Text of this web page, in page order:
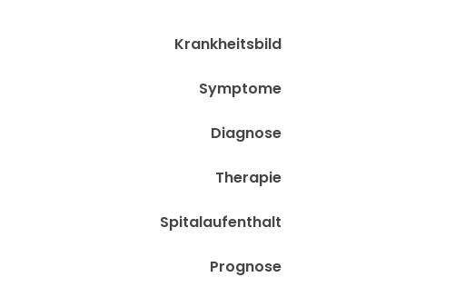
Krankheitsbild
Symptome
Diagnose
Therapie
Spitalaufenthalt
Prognose